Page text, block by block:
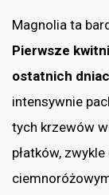
Magnolia ta
Pierwsze
ostatnich
intensywnie
tych krzewów
płatków,